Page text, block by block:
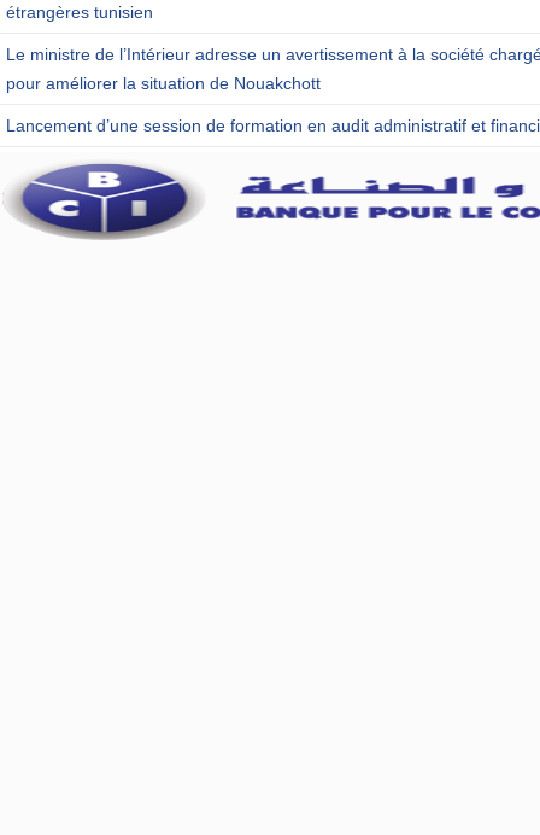
étrangères tunisien
Le ministre de l’Intérieur adresse un avertissement à la société
pour améliorer la situation de Nouakchott
Lancement d’une session de formation en audit administratif et